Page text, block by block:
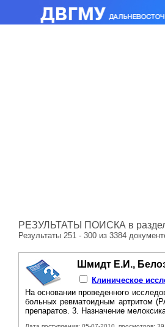
РЕЗУЛЬТАТЫ ПОИСКА в
Результаты 251 - 300 из 3384
Шмидт Е.И.,
Клиническое
На основании проведенного
больных ревматоидным артритом
препаратов. 3. Назначение